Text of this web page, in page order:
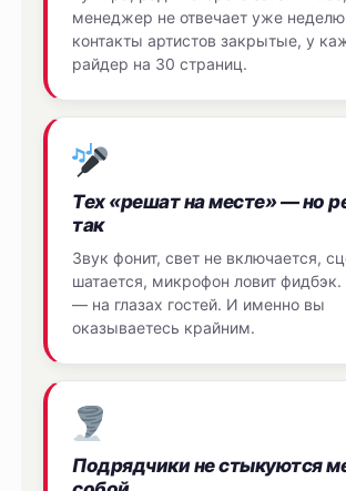
менеджер не отвечает уже
контакты артистов закрытые, у
райдер на 30 страниц.
Тех «решат на месте» — но
так
Звук фонит, свет не включается,
шатается, микрофон ловит фидбэк.
— на глазах гостей. И именно вы
оказываетесь крайним.
Подрядчики не стыкуются